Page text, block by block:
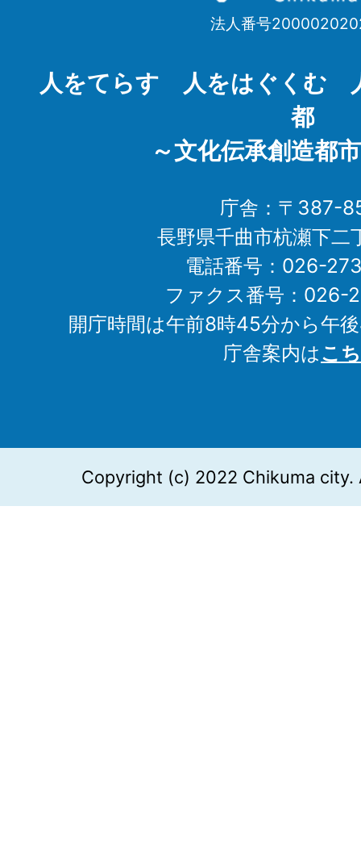
Chikuma
法人番号
人をてらす 人をはぐくむ
都
～文化伝承創造都
庁舎：〒387-
長野県千曲市杭瀬下二
電話番号：026-
ファクス番号：026-
開庁時間は午前8時45分から午
庁舎案内はこ
Copyright (c) 2022 Chikuma city.